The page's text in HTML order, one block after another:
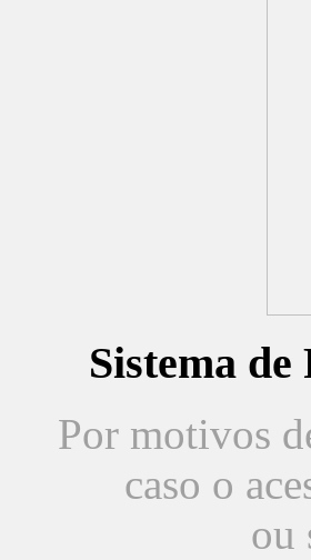
Sistema de
Por motivos
caso o
ou